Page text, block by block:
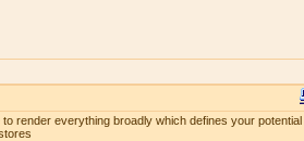
render everything broadly which defines your potential